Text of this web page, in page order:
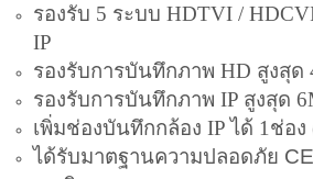
รองรับ 5 ระบบ HDTVI /
IP
รองรับการบันทึกภาพ HD สูงสุด
รองรับการบันทึกภาพ IP สูงสุด
เพิ่มช่องบันทึกกล้อง IP ได้ 1ช่อง
ได้รับมาตฐานความปลอดภัย